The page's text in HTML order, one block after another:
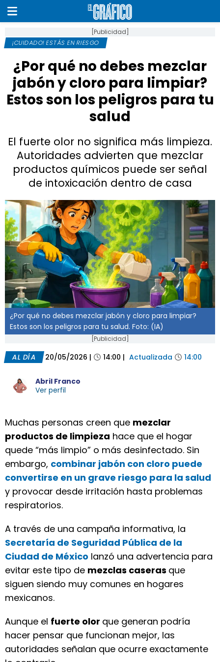
[Publicidad]
¡CUIDADO! ESTÁS EN RIESGO
¿Por qué no debes mezclar
jabón y cloro para limpiar?
Estos son los peligros para tu
salud
El fuerte olor no significa más limpieza.
Autoridades advierten que mezclar
productos químicos puede ser señal
de intoxicación dentro de casa
¿Por qué no debes mezclar jabón y cloro para limpiar?
Estos son los peligros para tu salud. Foto: (IA)
[Publicidad]
AL DÍA 20/05/2026 | 14:00 | Actualizada 14:00
Abril Franco
Ver perfil
Muchas personas creen que mezclar
productos de limpieza hace que el hogar
quede “más limpio” o más desinfectado. Sin
embargo, combinar jabón con cloro puede
convertirse en un grave riesgo para la salud
y provocar desde irritación hasta problemas
respiratorios.
A través de una campaña informativa, la
Secretaría de Seguridad Pública de la
Ciudad de México lanzó una advertencia para
evitar este tipo de mezclas caseras que
siguen siendo muy comunes en hogares
mexicanos.
Aunque el fuerte olor que generan podría
hacer pensar que funcionan mejor, las
autoridades señalan que ocurre exactamente